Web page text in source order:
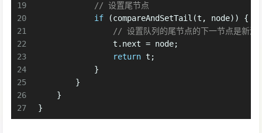
19
20
21
22
23
24
25
26
27
// 设置尾节点
if (compareAndSetTail(t, node)) {
// 设置队列的尾节点的下一节点是新
                t.next = node;
return t;
            }
        }
    }
}